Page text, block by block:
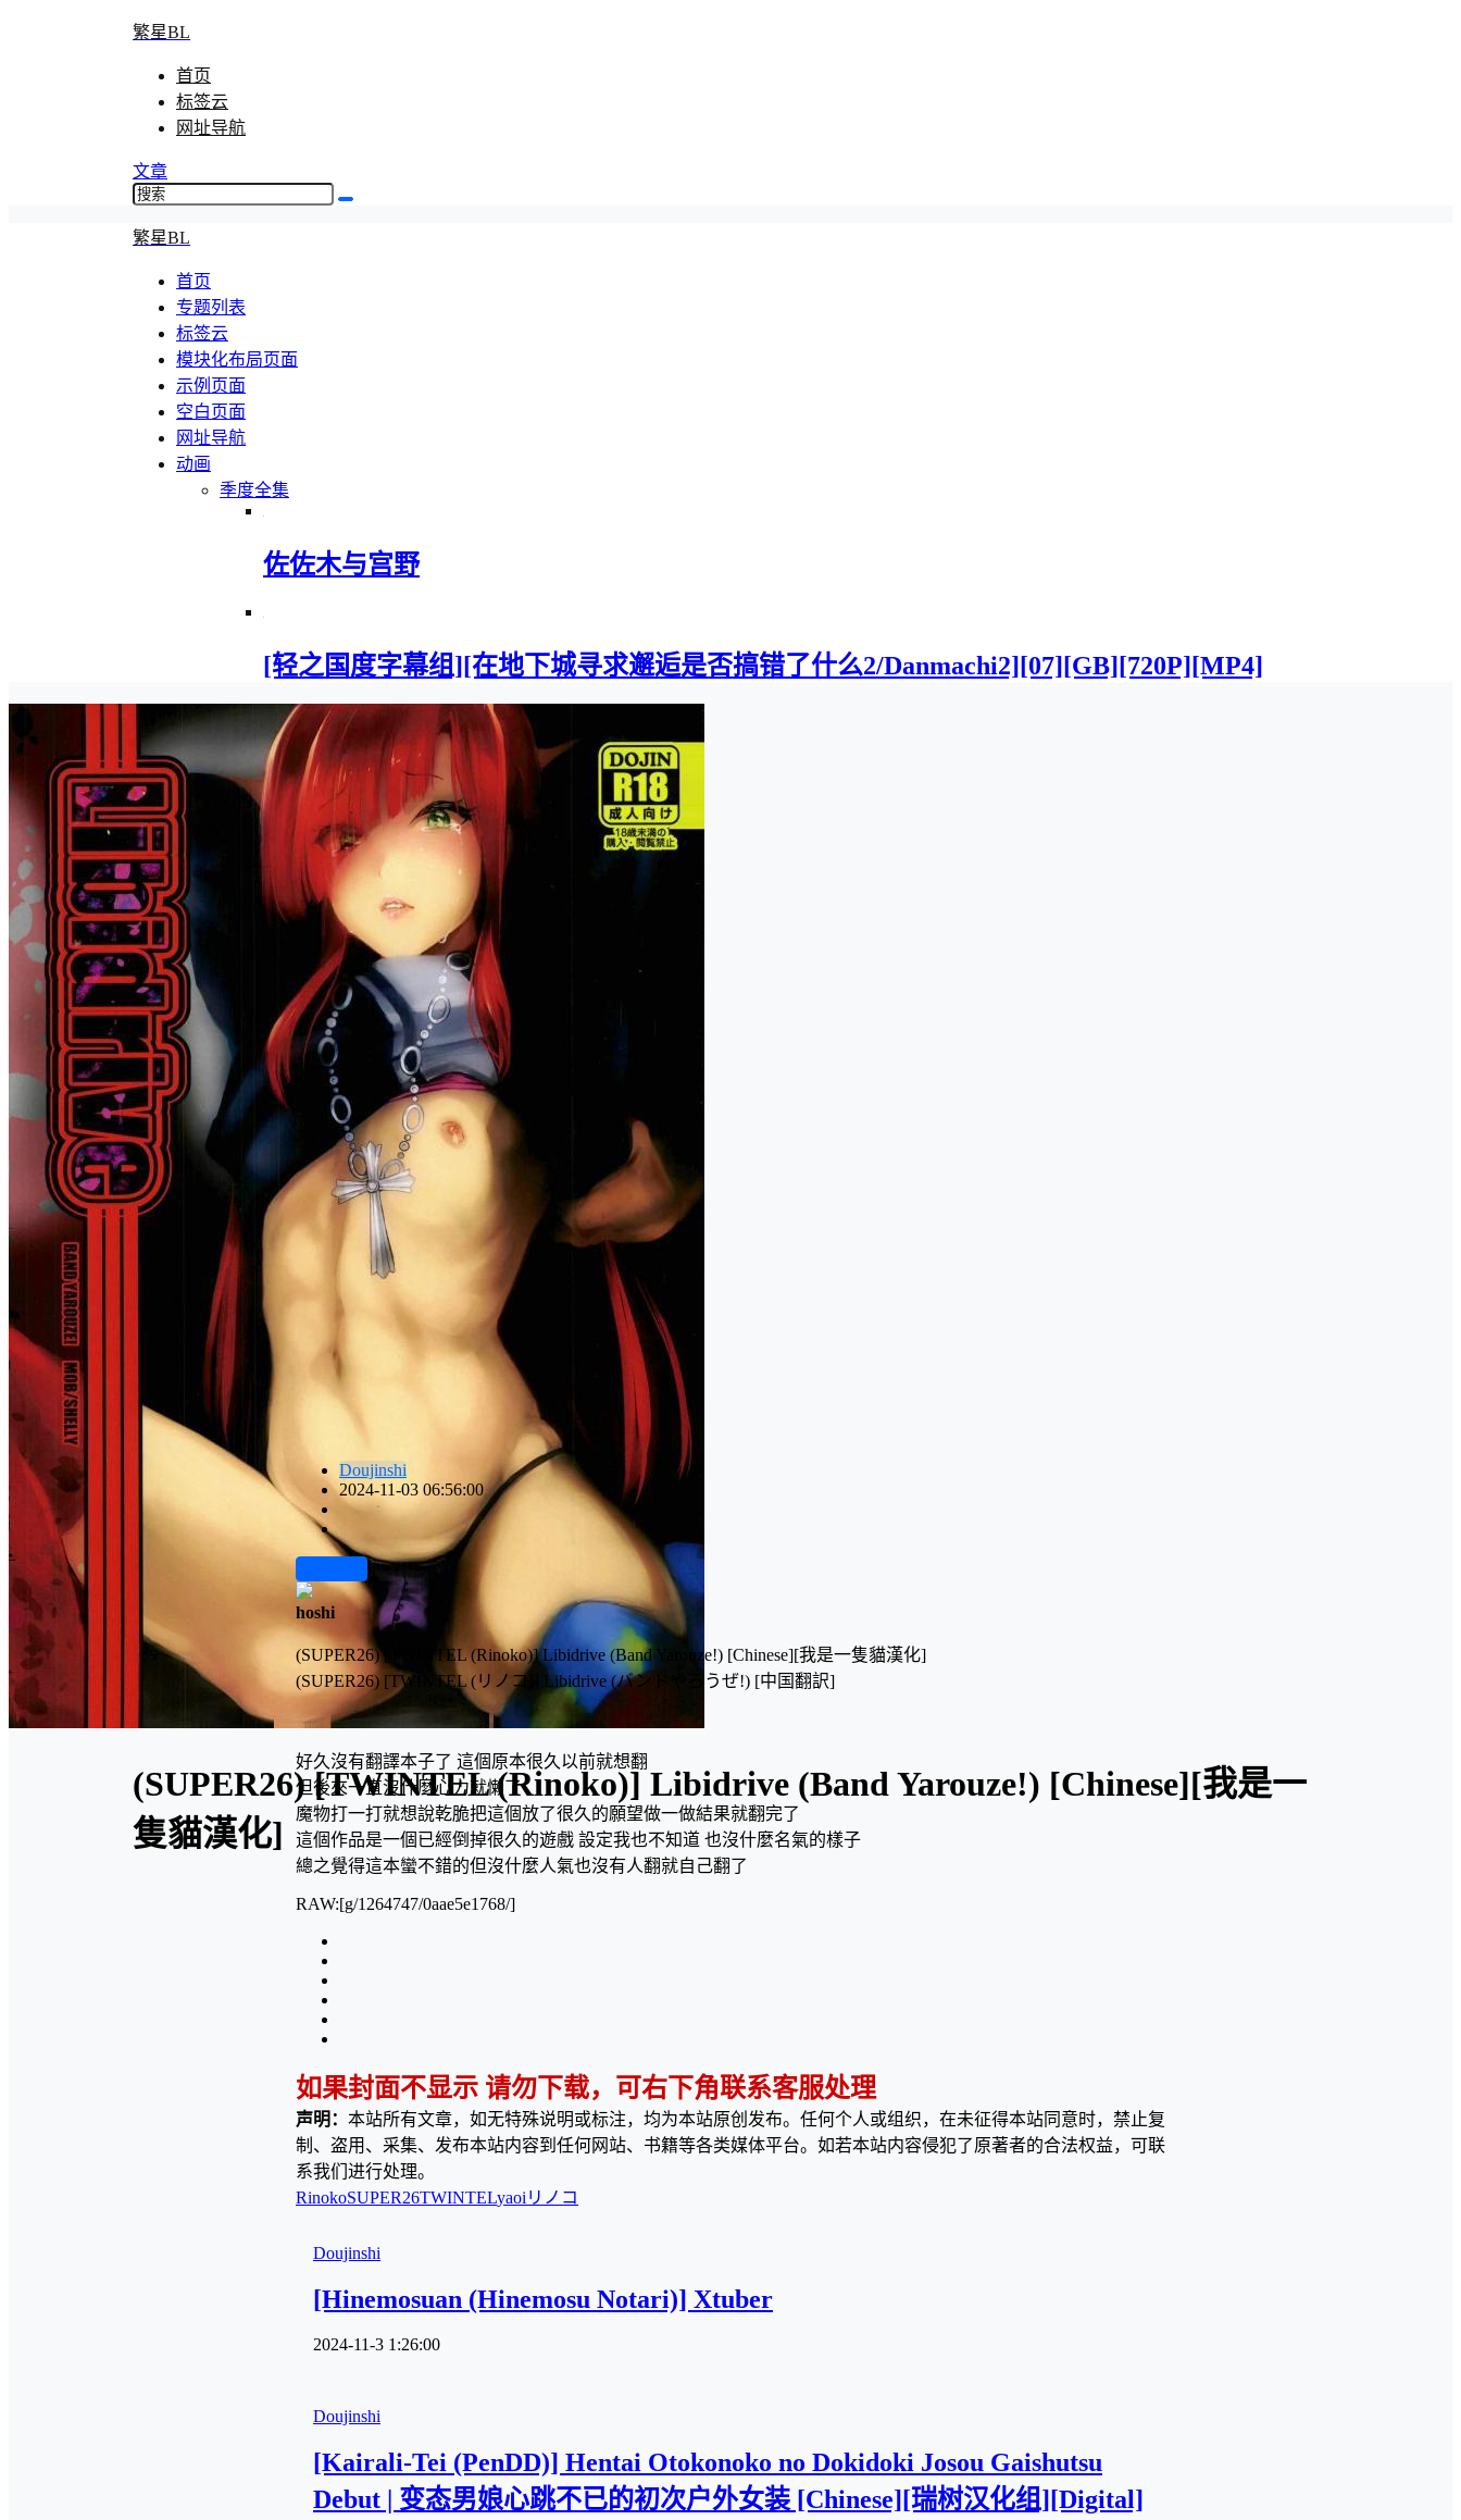
繁星BL
首页
标签云
网址导航
文章
繁星BL
首页
专题列表
标签云
模块化布局页面
示例页面
空白页面
网址导航
动画
季度全集
佐佐木与宫野
[轻之国度字幕组][在地下城寻求邂逅是否搞错了什么2/Danmachi2][07][GB][720P][MP4]
(SUPER26) [TWINTEL (Rinoko)] Libidrive (Band Yarouze!) [Chinese][我是一
隻貓漢化]
Doujinshi
2024-11-03 06:56:00
hoshi
(SUPER26) [TWINTEL (Rinoko)] Libidrive (Band Yarouze!) [Chinese][我是一隻貓漢化]
(SUPER26) [TWINTEL (リノコ)] Libidrive (バンドやろうぜ!) [中国翻訳]
好久沒有翻譯本子了 這個原本很久以前就想翻
但後來一直沒什麼心力就懶了
魔物打一打就想說乾脆把這個放了很久的願望做一做結果就翻完了
這個作品是一個已經倒掉很久的遊戲 設定我也不知道 也沒什麼名氣的樣子
總之覺得這本蠻不錯的但沒什麼人氣也沒有人翻就自己翻了
RAW:[g/1264747/0aae5e1768/]
如果封面不显示 请勿下载，可右下角联系客服处理
声明： 本站所有文章，如无特殊说明或标注，均为本站原创发布。任何个人或组织，在未征得本站同意时，禁止复
制、盗用、采集、发布本站内容到任何网站、书籍等各类媒体平台。如若本站内容侵犯了原著者的合法权益，可联
系我们进行处理。
RinokoSUPER26TWINTELyaoi リノコ
Doujinshi
[Hinemosuan (Hinemosu Notari)] Xtuber
2024-11-3 1:26:00
Doujinshi
[Kairali-Tei (PenDD)] Hentai Otokonoko no Dokidoki Josou Gaishutsu
Debut | 变态男娘心跳不已的初次户外女装 [Chinese][瑞树汉化组][Digital]